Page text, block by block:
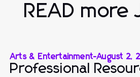
READ more
Arts & Entertainment-August 2,
Professional